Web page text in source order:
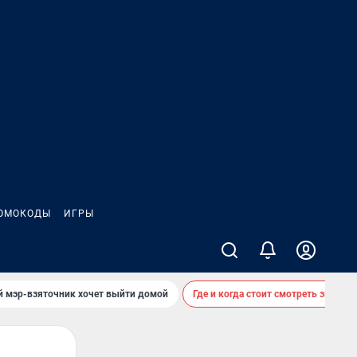
ИГРЫ
мэр-взяточник хочет выйти домой Где и когда стоит смотреть